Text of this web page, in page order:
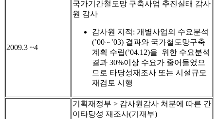
2009.3 ~4
국가기간철도망 구축사업 추진실태 감사
원 감사
감사원 지적: 개별사업의 수요분석
(’00∼’03) 결과와 국가철도망구축
계획 수립(’04.12)을 위한 수요분석
결과 30%이상 수요가 줄어들었으
므로 타당성재조사 또는 시설규모
재검토 시행
기획재정부 > 감사원감사 처분에 따른 간
이타당성 재조사(기재부)